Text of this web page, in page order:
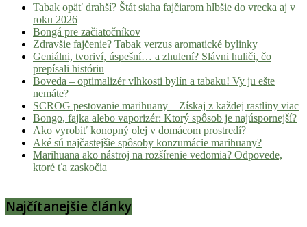
Tabak opäť drahší? Štát siaha fajčiarom hlbšie do vrecka aj v
roku 2026
Bongá pre začiatočníkov
Zdravšie fajčenie? Tabak verzus aromatické bylinky
Geniálni, tvoriví, úspešní… a zhulení? Slávni huliči, čo
prepísali históriu
Boveda – optimalizér vlhkosti bylín a tabaku! Vy ju ešte
nemáte?
SCROG pestovanie marihuany – Získaj z každej rastliny viac
Bongo, fajka alebo vaporizér: Ktorý spôsob je najúspornejší?
Ako vyrobiť konopný olej v domácom prostredí?
Aké sú najčastejšie spôsoby konzumácie marihuany?
Marihuana ako nástroj na rozšírenie vedomia? Odpovede,
ktoré ťa zaskočia
Najčítanejšie články